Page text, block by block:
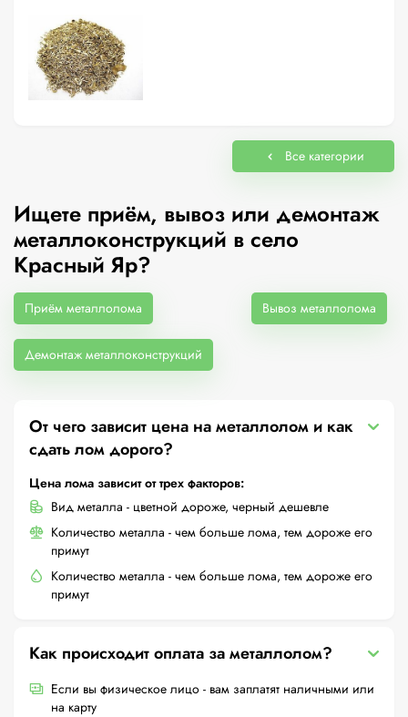
Все категории
Ищете приём, вывоз или демонтаж
металлоконструкций в село
Красный Яр?
Приём металлолома Вывоз металлолома
Демонтаж металлоконструкций
От чего зависит цена на металлолом и как
сдать лом дорого?
Цена лома зависит от трех факторов:
Вид металла - цветной дороже, черный дешевле
Количество металла - чем больше лома, тем дороже его
примут
Количество металла - чем больше лома, тем дороже его
примут
Как происходит оплата за металлолом?
Если вы физическое лицо - вам заплатят наличными или
на карту